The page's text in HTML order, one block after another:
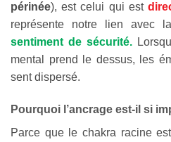
périnée), est celui qui est
représente notre lien avec
sentiment de sécurité.
mental prend le dessus, les
sent dispersé.
Pourquoi l’ancrage est-il si
Parce que le chakra racine